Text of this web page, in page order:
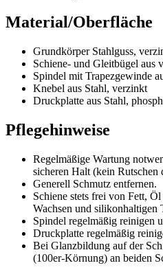
Material/Oberfläche
Grundkörper Stahlguss,
Schiene- und Gleitbügel aus
Spindel mit Trapezgewinde
Knebel aus Stahl, verzinkt
Druckplatte aus Stahl,
Pflegehinweise
Regelmäßige Wartung
sicheren Halt (kein Rutschen
Generell Schmutz entfernen.
Schiene stets frei von Fett,
Wachsen und silikonhaltigen
Spindel regelmäßig reinigen
Druckplatte regelmäßig
Bei Glanzbildung auf der
(100er-Körnung) an beiden